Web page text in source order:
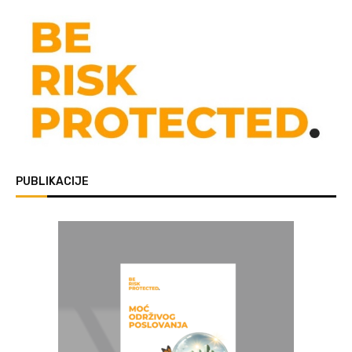
PUBLIKACIJE